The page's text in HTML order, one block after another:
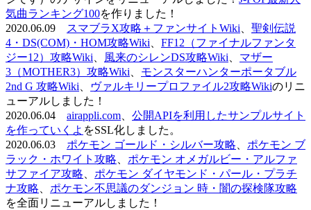
気曲ランキング100を作りました！
2020.06.09
スマブラX攻略＋ファンサイトWiki
聖剣伝説
4・DS(COM)・HOM攻略Wiki
FF12（ファイナルファンタ
ジー12）攻略Wiki
風来のシレンDS攻略Wiki
マザー
3（MOTHER3）攻略Wiki
モンスターハンターポータブル
2nd G 攻略Wiki
ヴァルキリープロファイル2攻略Wikiのリニ
ューアルしました！
2020.06.04 airappli.com
公開APIを利用したサンプルサイト
を作っていくよ をSSL化しました。
2020.06.03 ポケモン ゴールド・シルバー攻略
ポケモン ブ
ラック・ホワイト攻略
ポケモン オメガルビー・アルファ
サファイア攻略
ポケモン ダイヤモンド・パール・プラチ
ナ攻略
ポケモン不思議のダンジョン 時・闇の探検隊攻略
を全面リニューアルしました！